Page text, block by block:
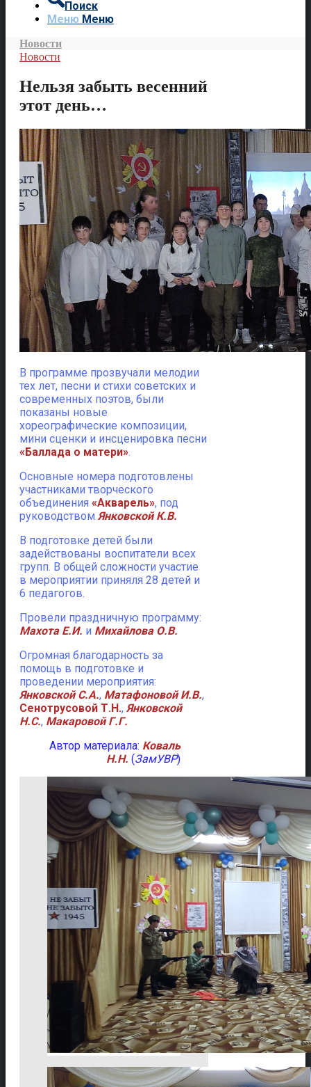
Поиск
Меню Меню
Новости
Новости
Нельзя забыть весенний
этот день…
В программе прозвучали мелодии
тех лет, песни и стихи советских и
современных поэтов, были
показаны новые
хореографические композиции,
мини сценки и инсценировка песни
«Баллада о матери».
Основные номера подготовлены
участниками творческого
объединения «Акварель», под
руководством Янковской К.В.
В подготовке детей были
задействованы воспитатели всех
групп. В общей сложности участие
в мероприятии приняля 28 детей и
6 педагогов.
Провели праздничную программу:
Махота Е.И. и Михайлова О.В.
Огромная благодарность за
помощь в подготовке и
проведении мероприятия:
Янковской С.А., Матафоновой И.В.,
Сенотрусовой Т.Н., Янковской
Н.С., Макаровой Г.Г.
Автор материала: Коваль
Н.Н. (ЗамУВР)